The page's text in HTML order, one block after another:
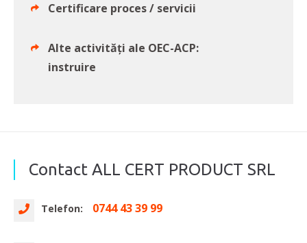
Certificare proces / servicii
Alte activităţi ale OEC-ACP:
instruire
Contact ALL CERT PRODUCT SRL
Telefon: 0744 43 39 99